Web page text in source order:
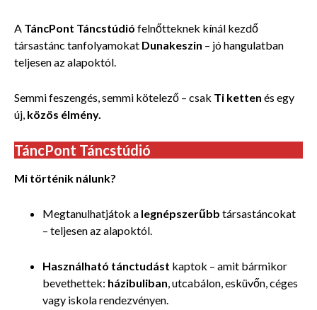
A TáncPont Táncstúdió felnőtteknek kínál kezdő
társastánc tanfolyamokat Dunakeszin – jó hangulatban
teljesen az alapoktól.
Semmi feszengés, semmi kötelező – csak Ti ketten és egy
új, közös élmény.
TáncPont Táncstúdió
Mi történik nálunk?
Megtanulhatjátok a legnépszerűbb társastáncokat
– teljesen az alapoktól.
Használható tánctudást kaptok – amit bármikor
bevethettek: házibuliban, utcabálon, esküvőn, céges
vagy iskola rendezvényen.